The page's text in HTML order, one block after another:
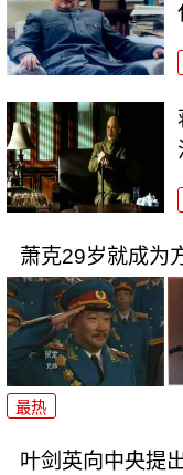
萧克29岁就成为
最热
叶剑英向中央提